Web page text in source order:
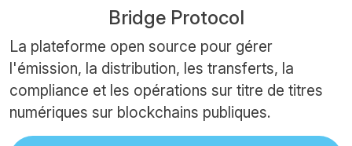
Bridge Protocol
La plateforme open source pour gérer
l'émission, la distribution, les transferts, la
compliance et les opérations sur titre de titres
numériques sur blockchains publiques.